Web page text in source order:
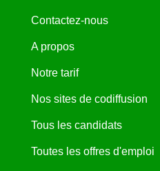
Contactez-nous
A propos
Notre tarif
Nos sites de codiffusion
Tous les candidats
Toutes les offres d'emploi